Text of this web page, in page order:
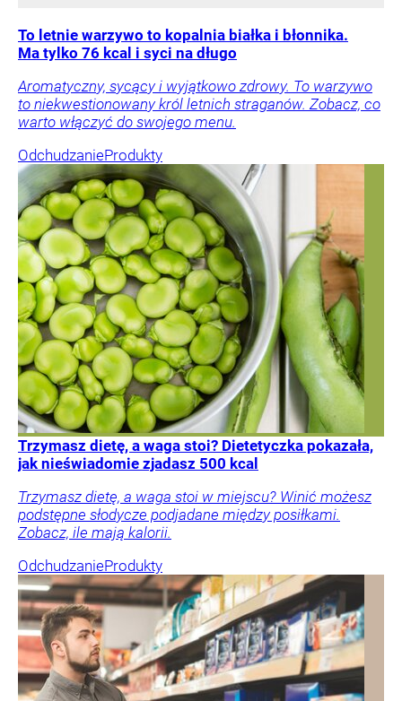
To letnie warzywo to kopalnia białka i błonnika.
Ma tylko 76 kcal i syci na długo
Aromatyczny, sycący i wyjątkowo zdrowy. To warzywo
to niekwestionowany król letnich straganów. Zobacz, co
warto włączyć do swojego menu.
OdchudzanieProdukty
Trzymasz dietę, a waga stoi? Dietetyczka pokazała,
jak nieświadomie zjadasz 500 kcal
Trzymasz dietę, a waga stoi w miejscu? Winić możesz
podstępne słodycze podjadane między posiłkami.
Zobacz, ile mają kalorii.
OdchudzanieProdukty